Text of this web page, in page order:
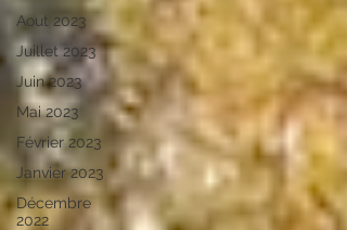
Aout 2023
Juillet 2023
Juin 2023
Mai 2023
Février 2023
Janvier 2023
Décembre
2022